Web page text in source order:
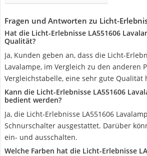
Fragen und Antworten zu Licht-
Hat die Licht-Erlebnisse LA551606
Qualität?
Ja, Kunden geben an, dass die Licht-
Lavalampe, im Vergleich zu den anderen
Vergleichstabelle, eine sehr gute Qualität
Kann die Licht-Erlebnisse LA551606
bedient werden?
Ja, die Licht-Erlebnisse LA551606
Schnurschalter ausgestattet. Darüber
ein- und ausschalten.
Welche Farben hat die Licht-Erlebnisse